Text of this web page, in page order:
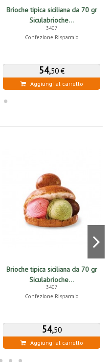
Brioche tipica siciliana da 70 gr
Siculabrioche...
3407
Confezione Risparmio
54,50 €
Aggiungi al carrello
Brioche tipica siciliana da 70 gr
Siculabrioche...
3407
Confezione Risparmio
54,50
Aggiungi al carrello